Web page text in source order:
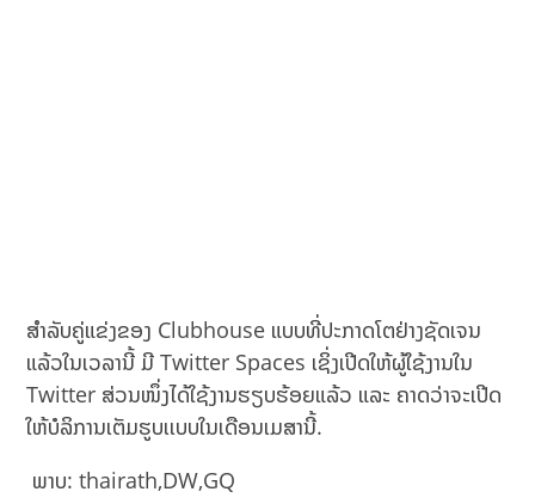
ສຳລັບຄູ່ແຂ່ງຂອງ Clubhouse ແບບທີ່ປະກາດໂຕຢ່າງຊັດເຈນ
ແລ້ວໃນເວລານີ້ ມີ Twitter Spaces ເຊິ່ງເປີດໃຫ້ຜູ້ໃຊ້ງານໃນ
Twitter ສ່ວນໜຶ່ງໄດ້ໃຊ້ງານຮຽບຮ້ອຍແລ້ວ ແລະ ຄາດວ່າຈະເປີດ
ໃຫ້ບໍລິການເຕັມຮູບເເບບໃນເດືອນເມສານີ້.
ພາບ: thairath,DW,GQ